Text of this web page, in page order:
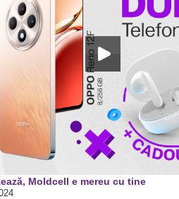
Moldcell e mereu cu tine